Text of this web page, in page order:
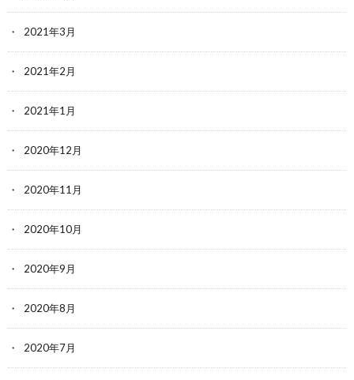
2021年3月
2021年2月
2021年1月
2020年12月
2020年11月
2020年10月
2020年9月
2020年8月
2020年7月